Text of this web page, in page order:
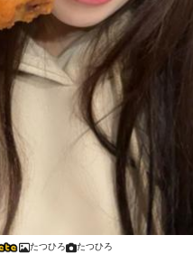
たつひろ たつひろ